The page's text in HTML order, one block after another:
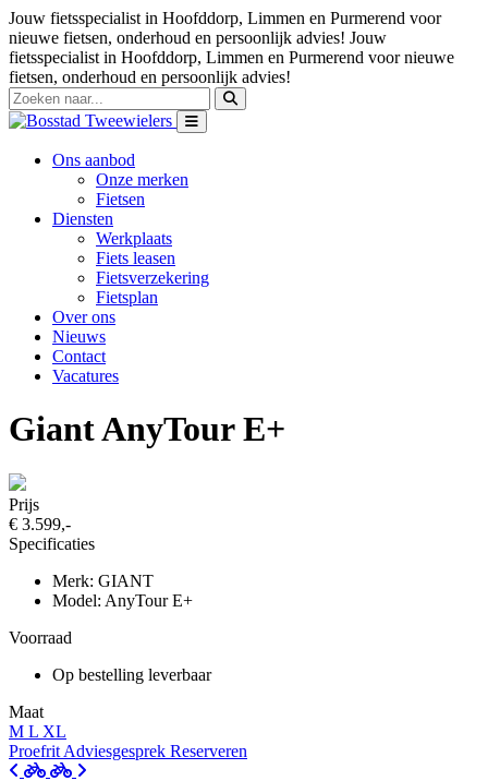
Jouw fietsspecialist in Hoofddorp, Limmen en Purmerend voor
nieuwe fietsen, onderhoud en persoonlijk advies! Jouw
fietsspecialist in Hoofddorp, Limmen en Purmerend voor nieuwe
fietsen, onderhoud en persoonlijk advies!
Ons aanbod
Onze merken
Fietsen
Diensten
Werkplaats
Fiets leasen
Fietsverzekering
Fietsplan
Over ons
Nieuws
Contact
Vacatures
Giant AnyTour E+
Prijs
€ 3.599,-
Specificaties
Merk: GIANT
Model: AnyTour E+
Voorraad
Op bestelling leverbaar
Maat
M L XL
Proefrit Adviesgesprek Reserveren